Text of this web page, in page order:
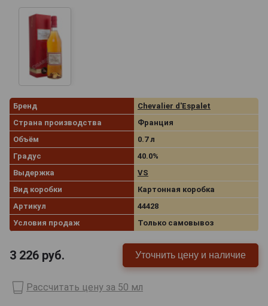
Бренд
Chevalier d'Espalet
Страна производства
Франция
Объём
0.7 л
Градус
40.0%
Выдержка
VS
Вид коробки
Картонная коробка
Артикул
44428
Условия продаж
Только самовывоз
3 226 руб. Уточнить цену и наличие
Рассчитать цену за 50 мл